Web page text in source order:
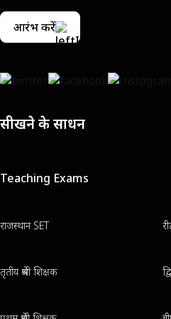
आरंभ करें
सीखने के साधन
Teaching Exams
राजस्थान SET
तृतीय श्रेणी शिक्षक